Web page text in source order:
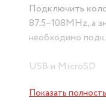
Подключить
87.5–108MHz, а
необходимо
USB и MicroSD
Для
Показать